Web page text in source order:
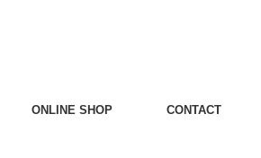
ONLINE SHOP CONTACT